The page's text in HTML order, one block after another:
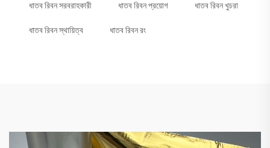
ধাতব রিবন সরবরাহকারী ধাতব রিবন প্রয়োগ ধাতব রিবন খুচরা
ধাতব রিবন স্থায়িত্ব ধাতব রিবন রং